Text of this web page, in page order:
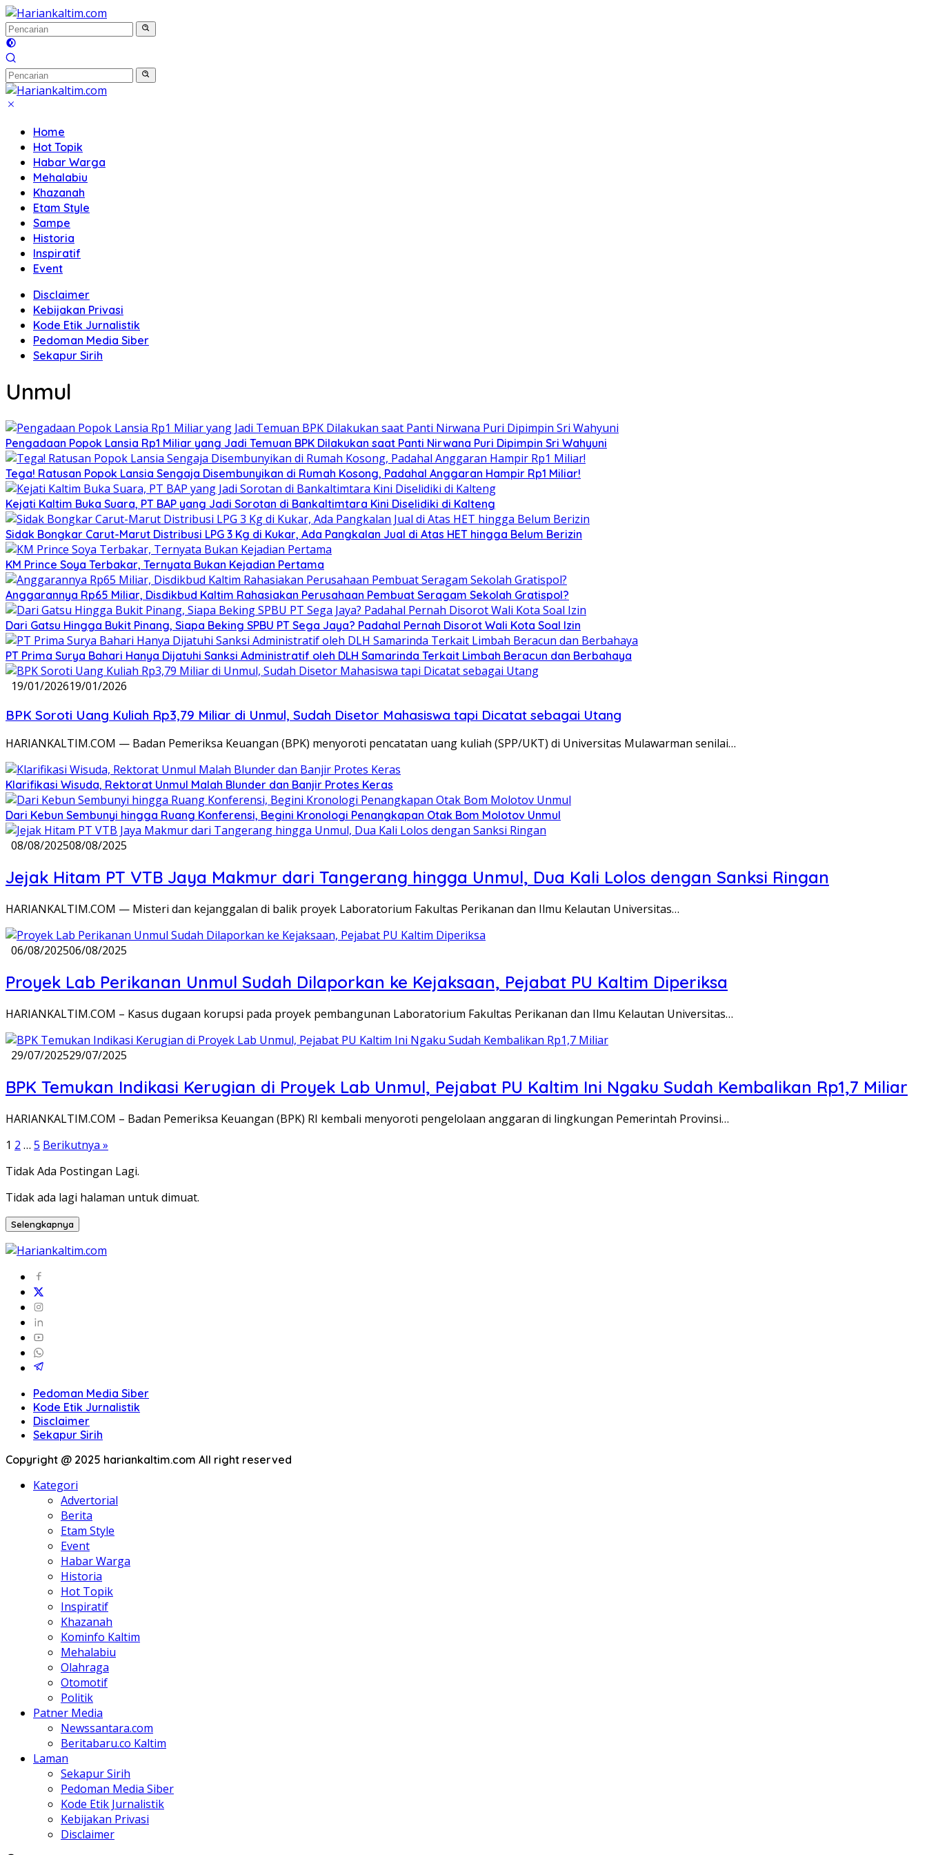
Langsung
ke
konten
Home
Hot Topik
Habar Warga
Mehalabiu
Khazanah
Etam Style
Sampe
Historia
Inspiratif
Event
Disclaimer
Kebijakan Privasi
Kode Etik Jurnalistik
Pedoman Media Siber
Sekapur Sirih
Unmul
Pengadaan Popok Lansia Rp1 Miliar yang Jadi Temuan BPK Dilakukan saat Panti Nirwana Puri Dipimpin Sri Wahyuni
Tega! Ratusan Popok Lansia Sengaja Disembunyikan di Rumah Kosong, Padahal Anggaran Hampir Rp1 Miliar!
Kejati Kaltim Buka Suara, PT BAP yang Jadi Sorotan di Bankaltimtara Kini Diselidiki di Kalteng
Sidak Bongkar Carut-Marut Distribusi LPG 3 Kg di Kukar, Ada Pangkalan Jual di Atas HET hingga Belum Berizin
KM Prince Soya Terbakar, Ternyata Bukan Kejadian Pertama
Anggarannya Rp65 Miliar, Disdikbud Kaltim Rahasiakan Perusahaan Pembuat Seragam Sekolah Gratispol?
Dari Gatsu Hingga Bukit Pinang, Siapa Beking SPBU PT Sega Jaya? Padahal Pernah Disorot Wali Kota Soal Izin
PT Prima Surya Bahari Hanya Dijatuhi Sanksi Administratif oleh DLH Samarinda Terkait Limbah Beracun dan Berbahaya
19/01/202619/01/2026
BPK Soroti Uang Kuliah Rp3,79 Miliar di Unmul, Sudah Disetor Mahasiswa tapi Dicatat sebagai Utang
HARIANKALTIM.COM — Badan Pemeriksa Keuangan (BPK) menyoroti pencatatan uang kuliah (SPP/UKT) di Universitas Mulawarman senilai…
Klarifikasi Wisuda, Rektorat Unmul Malah Blunder dan Banjir Protes Keras
Dari Kebun Sembunyi hingga Ruang Konferensi, Begini Kronologi Penangkapan Otak Bom Molotov Unmul
08/08/202508/08/2025
Jejak Hitam PT VTB Jaya Makmur dari Tangerang hingga Unmul, Dua Kali Lolos dengan Sanksi Ringan
HARIANKALTIM.COM — Misteri dan kejanggalan di balik proyek Laboratorium Fakultas Perikanan dan Ilmu Kelautan Universitas…
06/08/202506/08/2025
Proyek Lab Perikanan Unmul Sudah Dilaporkan ke Kejaksaan, Pejabat PU Kaltim Diperiksa
HARIANKALTIM.COM – Kasus dugaan korupsi pada proyek pembangunan Laboratorium Fakultas Perikanan dan Ilmu Kelautan Universitas…
29/07/202529/07/2025
BPK Temukan Indikasi Kerugian di Proyek Lab Unmul, Pejabat PU Kaltim Ini Ngaku Sudah Kembalikan Rp1,7 Miliar
HARIANKALTIM.COM – Badan Pemeriksa Keuangan (BPK) RI kembali menyoroti pengelolaan anggaran di lingkungan Pemerintah Provinsi…
Paginasi
pos
1 2 … 5 Berikutnya »
Tidak Ada Postingan Lagi.
Tidak ada lagi halaman untuk dimuat.
Selengkapnya
Pedoman Media Siber
Kode Etik Jurnalistik
Disclaimer
Sekapur Sirih
Copyright @ 2025 hariankaltim.com All right reserved
Kategori
Advertorial
Berita
Etam Style
Event
Habar Warga
Historia
Hot Topik
Inspiratif
Khazanah
Kominfo Kaltim
Mehalabiu
Olahraga
Otomotif
Politik
Patner Media
Newssantara.com
Beritabaru.co Kaltim
Laman
Sekapur Sirih
Pedoman Media Siber
Kode Etik Jurnalistik
Kebijakan Privasi
Disclaimer